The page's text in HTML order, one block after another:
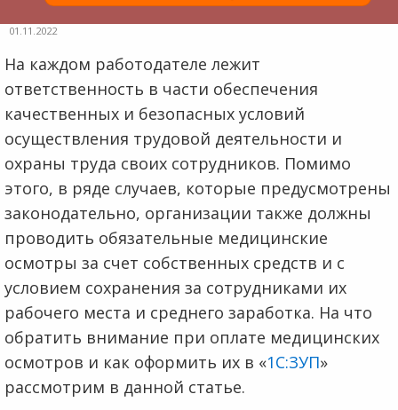
01.11.2022
На каждом работодателе лежит
ответственность в части обеспечения
качественных и безопасных условий
осуществления трудовой деятельности и
охраны труда своих сотрудников. Помимо
этого, в ряде случаев, которые предусмотрены
законодательно, организации также должны
проводить обязательные медицинские
осмотры за счет собственных средств и с
условием сохранения за сотрудниками их
рабочего места и среднего заработка. На что
обратить внимание при оплате медицинских
осмотров и как оформить их в «1С:ЗУП»
рассмотрим в данной статье.